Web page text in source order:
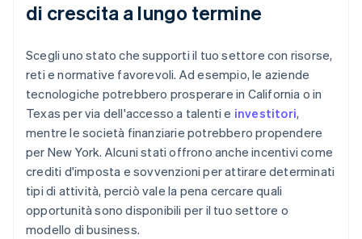
di crescita a lungo termine
Scegli uno stato che supporti il tuo settore con risorse,
reti e normative favorevoli. Ad esempio, le aziende
tecnologiche potrebbero prosperare in California o in
Texas per via dell'accesso a talenti e investitori,
mentre le società finanziarie potrebbero propendere
per New York. Alcuni stati offrono anche incentivi come
crediti d'imposta e sovvenzioni per attirare determinati
tipi di attività, perciò vale la pena cercare quali
opportunità sono disponibili per il tuo settore o
modello di business.